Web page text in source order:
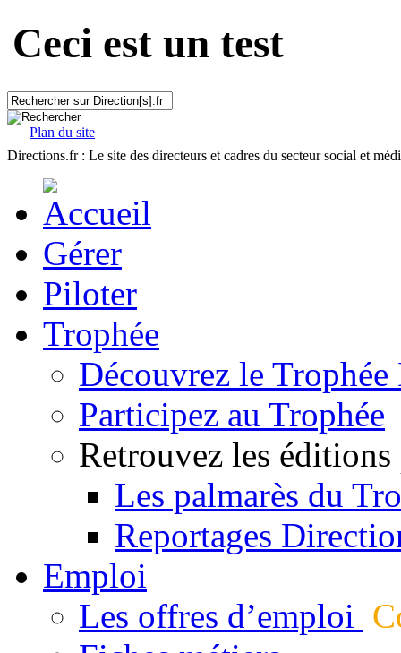
Ceci est un test
Plan du site
Directions.fr : Le site des directeurs et cadres du secteur social et
Gérer
Piloter
Trophée
Découvrez le
Participez au Trophée
Retrouvez les éditions
Les palmarès du
Reportages
Emploi
Les offres d’emploi